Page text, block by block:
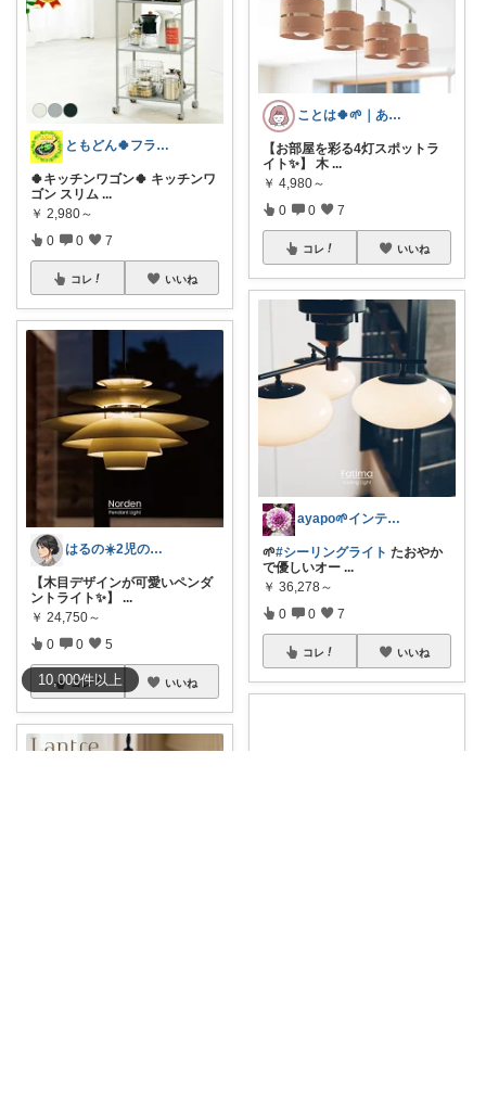
10,000件以上
ともどん🍀フライパン料理ある暮らし🍳
🍀キッチンワゴン🍀 キッチンワ
ゴン スリム ...
￥ 2,980～
0 0 7
コレ いいね
はるの☀️2児のママ𓂃◌𓈒𓐍
【木目デザインが可愛いペンダ
ントライト✨】
...
￥ 24,750～
0 0 5
コレ いいね
ことは🍀🌱｜ありがとうございます✨
【お部屋を彩る4灯スポットラ
イト✨】 木 ...
￥ 4,980～
0 0 7
コレ いいね
ayapo🌱インテリア&雑貨
🌱#シーリングライト たおやか
で優しいオー ...
￥ 36,278～
0 0 7
コレ いいね